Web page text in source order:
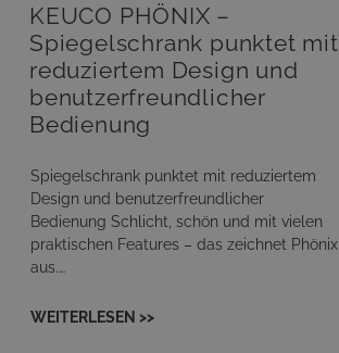
KEUCO PHÖNIX –
Spiegelschrank punktet mit
reduziertem Design und
benutzerfreundlicher
Bedienung
Spiegelschrank punktet mit reduziertem
Design und benutzerfreundlicher
Bedienung Schlicht, schön und mit vielen
praktischen Features – das zeichnet Phönix
aus.…
WEITERLESEN >>